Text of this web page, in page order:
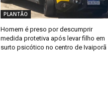
PLANTÃO
Homem é preso por descumprir
medida protetiva após levar filho em
surto psicótico no centro de Ivaiporã